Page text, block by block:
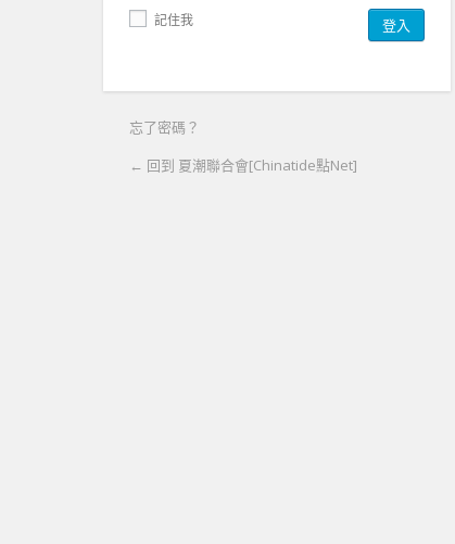
記住我
忘了密碼？
← 回到 夏潮聯合會[Chinatide點Net]